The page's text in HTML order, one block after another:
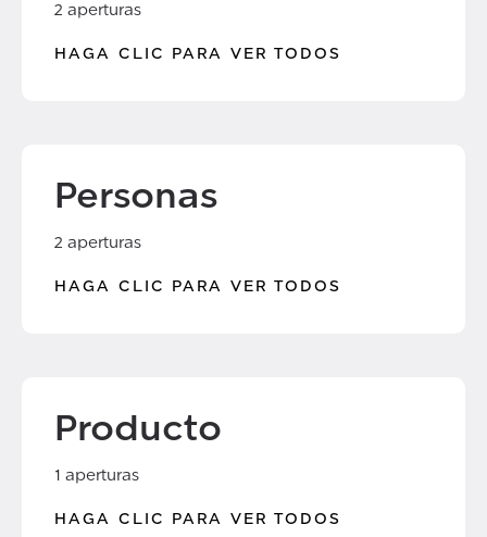
2 aperturas
HAGA CLIC PARA VER TODOS
Personas
2 aperturas
HAGA CLIC PARA VER TODOS
Producto
1 aperturas
HAGA CLIC PARA VER TODOS